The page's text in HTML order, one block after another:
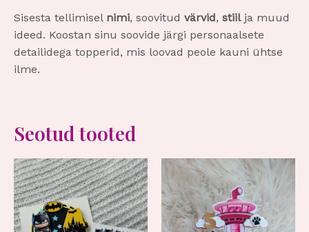
Sisesta tellimisel nimi, soovitud värvid, stiilja muud
ideed. Koostan sinu soovide järgi personaalsete
detailidega topperid, mis loovad peole kauni ühtse
ilme.
Seotud tooted